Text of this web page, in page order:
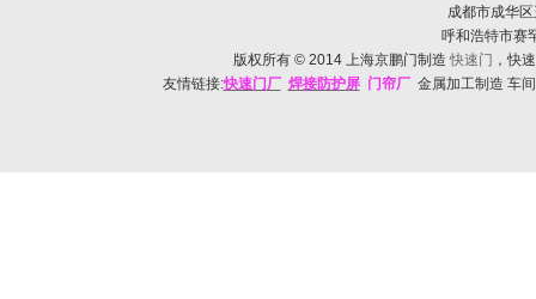
成都市成华区
呼和浩特市赛
版权所有 © 2014 上海京鹏门制造 快速门 ，快
友情链接:快速门 厂 焊接防护屏 门帘厂 金属加工制造 车